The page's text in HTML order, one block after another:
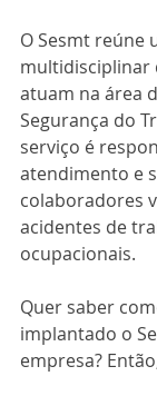
O Sesmt reúne
multidisciplinar
atuam na área
Segurança do
serviço é
atendimento e
colaboradores
acidentes de
ocupacionais.
Quer saber
implantado o
empresa?